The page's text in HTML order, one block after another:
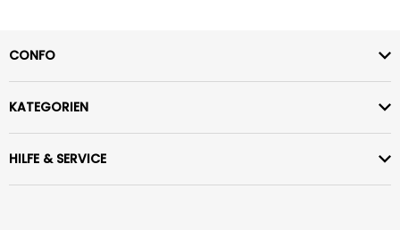
CONFO
KATEGORIEN
HILFE & SERVICE